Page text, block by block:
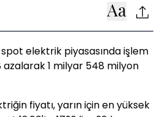
elektrik piyasasında işlem
azalarak 1 milyar 548 milyon
fiyatı, yarın için en yüksek